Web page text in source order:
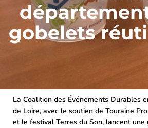
gobelets
La Coalition des Événements Durables
de Loire, avec le soutien de Touraine
et le festival Terres du Son, lancent une